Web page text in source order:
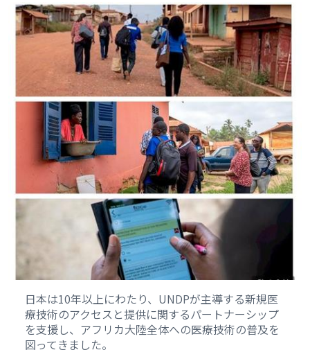
日本は10年以上にわたり、UNDPが主導する新規医
療技術のアクセスと提供に関するパートナーシップ
を支援し、アフリカ大陸全体への医療技術の普及を
図ってきました。